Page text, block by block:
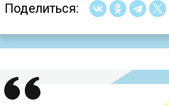
Поделиться: